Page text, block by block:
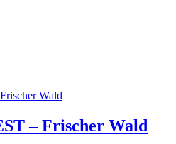
– Frischer Wald